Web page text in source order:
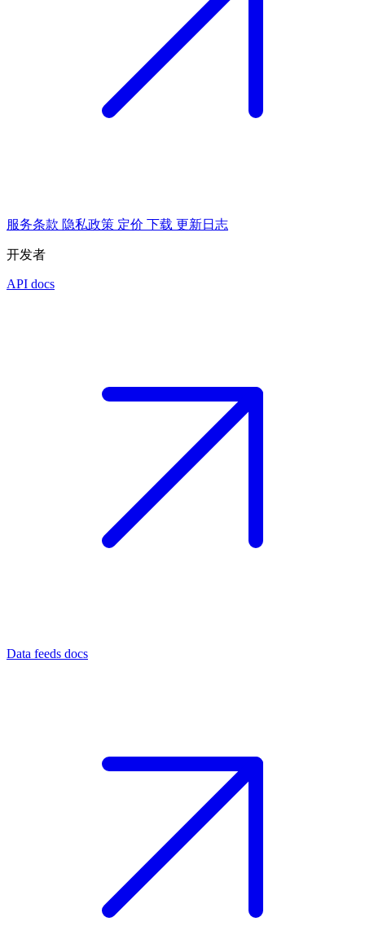
服务条款 隐私政策 定价 下载 更新日志
开发者
API docs
Data feeds docs